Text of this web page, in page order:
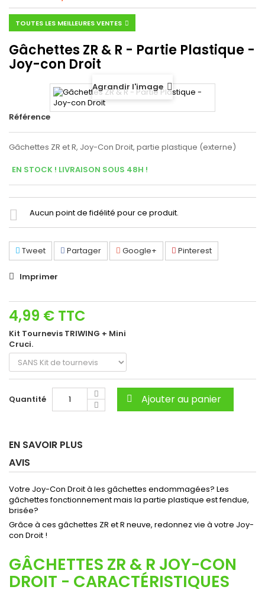
TOUTES LES MEILLEURES VENTES
Gâchettes ZR & R - Partie Plastique -
Joy-con Droit
Agrandir l'image
Référence
Gâchettes ZR et R, Joy-Con Droit, partie plastique (externe)
EN STOCK ! LIVRAISON SOUS 48H !
Aucun point de fidélité pour ce produit.
Tweet Partager Google+ Pinterest
Imprimer
4,99 € TTC
Kit Tournevis TRIWING + Mini
Cruci.
Quantité Ajouter au panier
EN SAVOIR PLUS
AVIS
Votre Joy-Con Droit à les gâchettes endommagées? Les
gâchettes fonctionnement mais la partie plastique est fendue,
brisée?
Grâce à ces gâchettes ZR et R neuve, redonnez vie à votre Joy-
con Droit !
GÂCHETTES ZR & R JOY-CON
DROIT - CARACTÉRISTIQUES